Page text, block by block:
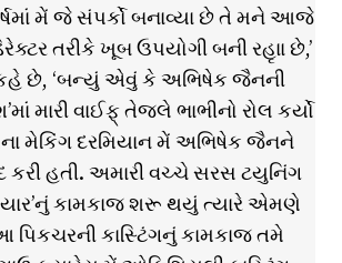
મેં જે સંપર્કો બનાવ્યા છે તે મને આજે
તરીકે ખૂબ ઉપયોગી બની રહૃાા છે,’
છે, ‘બન્યું એવું કે અભિષેક જૈનની
મારી વાઈફ્ તેજલે ભાભીનો રોલ કર્યો
મેકિંગ દરમિયાન મેં અભિષેક જૈનને
કરી હતી. અમારી વચ્ચે સરસ ટયુનિંગ
કામકાજ શરૂ થયું ત્યારે એમણે
કાસ્ટિંગનું કામકાજ તમે